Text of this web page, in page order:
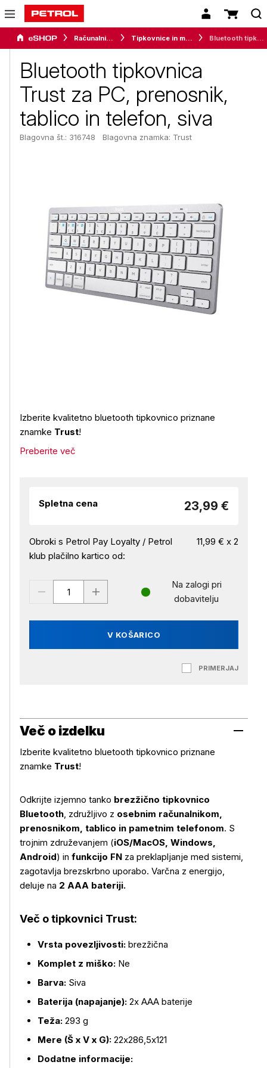
Računalništvo Tipkovnice in miške
Bluetooth tipkovnica
Trust za PC, prenosnik,
tablico in telefon, siva
Blagovna št.: 316748 Blagovna znamka: Trust
Izberite kvalitetno bluetooth tipkovnico priznane
znamke Trust!
Preberite več
Spletna cena 23,99 €
Obroki s Petrol Pay Loyalty / Petrol
klub plačilno kartico od:
11,99 € x 2
V KOŠARICO
Na zalogi pri
dobavitelju
PRIMERJAJ
Več o izdelku
Več o izdelku
Izberite kvalitetno bluetooth tipkovnico priznane
znamke Trust!
Odkrijte izjemno tanko brezžično tipkovnico
Bluetooth, združljivo z osebnim računalnikom,
prenosnikom, tablico in pametnim telefonom. S
trojnim združevanjem (iOS/MacOS, Windows,
Android) in funkcijo FN za preklapljanje med sistemi,
zagotavlja brezskrbno uporabo. Varčna z energijo,
deluje na 2 AAA bateriji.
Več o tipkovnici Trust:
Vrsta povezljivosti: brezžična
Komplet z miško: Ne
Barva: Siva
Baterija (napajanje): 2x AAA baterije
Teža: 293 g
Mere (Š x V x G): 22x286,5x121
Dodatne informacije: